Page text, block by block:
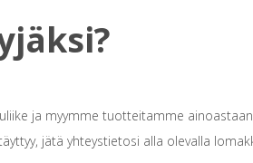
ja myymme tuotteitamme
jätä yhteystietosi alla olevalla